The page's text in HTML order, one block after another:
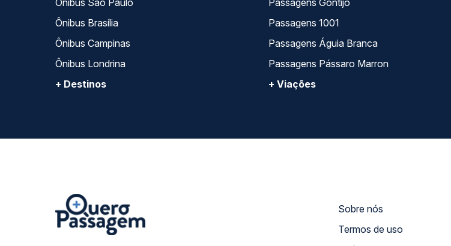
Ônibus São Paulo
Ônibus Brasília
Ônibus Campinas
Ônibus Londrina
+ Destinos
Passagens Gontijo
Passagens 1001
Passagens Águia Branca
Passagens Pássaro Marron
+ Viações
Sobre nós
Termos de uso